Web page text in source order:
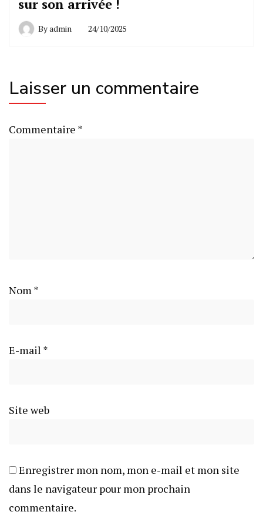
sur son arrivée !
Byadmin 24/10/2025
Laisser un commentaire
Commentaire *
Nom *
E-mail *
Site web
Enregistrer mon nom, mon e-mail et mon site
dans le navigateur pour mon prochain
commentaire.